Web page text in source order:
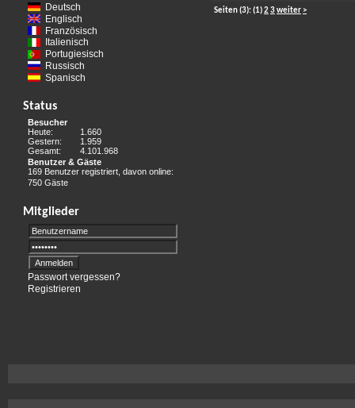
Deutsch
Englisch
Französisch
Italienisch
Portugiesisch
Russisch
Spanisch
Status
Besucher
Heute:
1.660
Gestern:
1.959
Gesamt:
4.101.968
Benutzer & Gäste
169 Benutzer registriert, davon online:
750 Gäste
Mitglieder
Passwort vergessen?
Registrieren
Seiten(3):(1)23weiter >